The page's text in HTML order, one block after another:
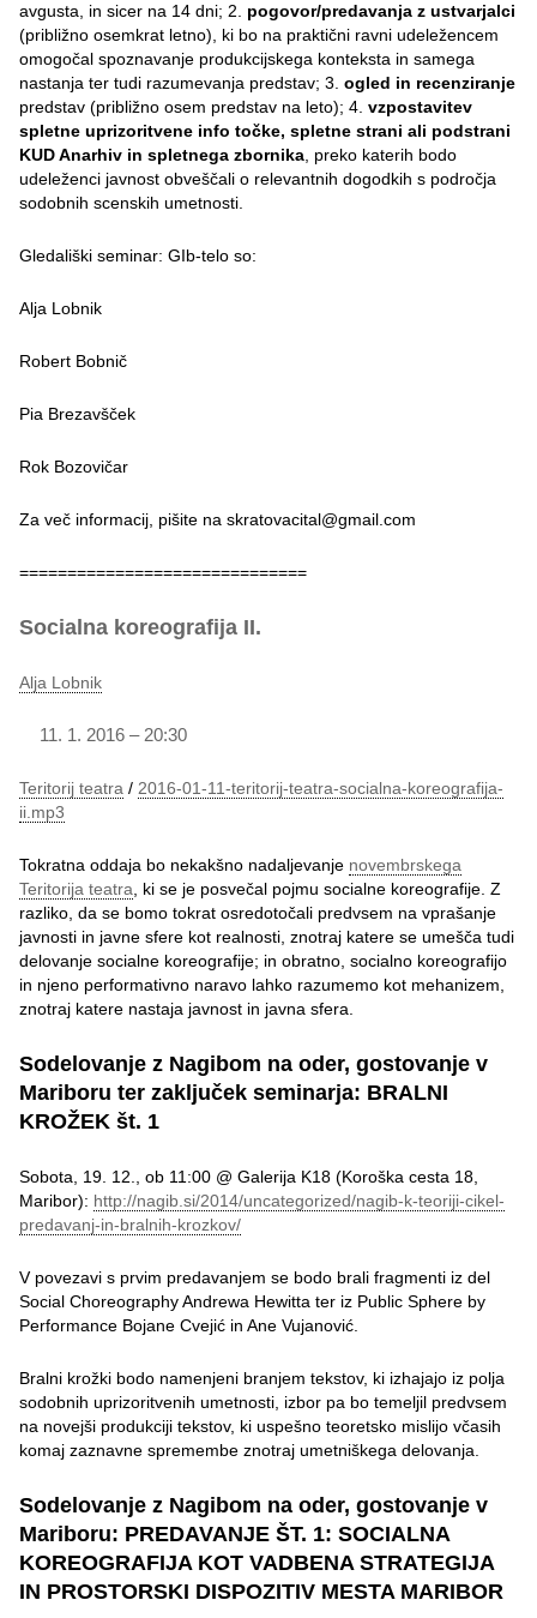
avgusta, in sicer na 14 dni; 2. pogovor/predavanja z ustvarjalci
(približno osemkrat letno), ki bo na praktični ravni udeležencem
omogočal spoznavanje produkcijskega konteksta in samega
nastanja ter tudi razumevanja predstav; 3. ogled in recenziranje
predstav (približno osem predstav na leto); 4. vzpostavitev
spletne uprizoritvene info točke, spletne strani ali podstrani
KUD Anarhiv in spletnega zbornika , preko katerih bodo
udeleženci javnost obveščali o relevantnih dogodkih s področja
sodobnih scenskih umetnosti.
Gledališki seminar: GIb-telo so:
Alja Lobnik
Robert Bobnič
Pia Brezavšček
Rok Bozovičar
Za več informacij, pišite na skratovacital@gmail.com
==============================
Socialna koreografija II.
Alja Lobnik
1. 2016 – 20:30
Teritorij teatra / 2016-01-11-teritorij-teatra-socialna-koreografija-
ii.mp3
Tokratna oddaja bo nekakšno nadaljevanje novembrskega
Teritorija teatra , ki se je posvečal pojmu socialne koreografije. Z
razliko, da se bomo tokrat osredotočali predvsem na vprašanje
javnosti in javne sfere kot realnosti, znotraj katere se umešča tudi
delovanje socialne koreografije; in obratno, socialno koreografijo
in njeno performativno naravo lahko razumemo kot mehanizem,
znotraj katere nastaja javnost in javna sfera.
Sodelovanje z Nagibom na oder, gostovanje v
Mariboru ter zaključek seminarja: BRALNI
KROŽEK št. 1
Sobota, 19. 12., ob 11:00 @ Galerija K18 (Koroška cesta 18,
Maribor): http://nagib.si/2014/uncategorized/nagib-k-teoriji-cikel-
predavanj-in-bralnih-krozkov/
V povezavi s prvim predavanjem se bodo brali fragmenti iz del
Social Choreography Andrewa Hewitta ter iz Public Sphere by
Performance Bojane Cvejić in Ane Vujanović.
Bralni krožki bodo namenjeni branjem tekstov, ki izhajajo iz polja
sodobnih uprizoritvenih umetnosti, izbor pa bo temeljil predvsem
na novejši produkciji tekstov, ki uspešno teoretsko mislijo včasih
komaj zaznavne spremembe znotraj umetniškega delovanja.
Sodelovanje z Nagibom na oder, gostovanje v
Mariboru: PREDAVANJE ŠT. 1: SOCIALNA
KOREOGRAFIJA KOT VADBENA STRATEGIJA
IN PROSTORSKI DISPOZITIV MESTA MARIBOR